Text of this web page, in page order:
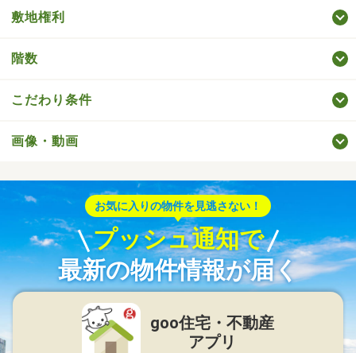
敷地権利
階数
こだわり条件
画像・動画
お気に入りの物件を見逃さない！
プッシュ通知で
最新の物件情報が届く
goo住宅・不動産
アプリ